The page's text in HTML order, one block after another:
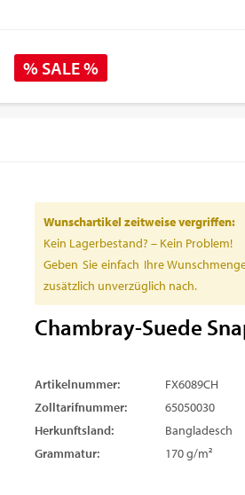
% SALE %
Wunschartikel zeitweise vergriffen:
Kein Lagerbestand? – Kein Problem!
Geben Sie einfach Ihre
zusätzlich unverzüglich nach.
Chambray-Suede
Artikelnummer:
FX6089CH
Zolltarifnummer:
65050030
Herkunftsland:
Bangladesch
Grammatur:
170 g/m²